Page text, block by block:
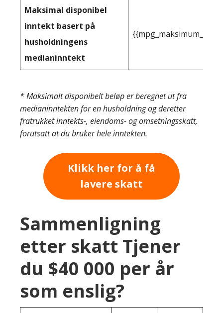
Maksimal disponibel
inntekt basert på
husholdningens
medianinntekt
* Maksimalt disponibelt beløp er beregnet ut fra
medianinntekten for en husholdning og deretter
fratrukket inntekts-, eiendoms- og omsetningsskatt,
forutsatt at du bruker hele inntekten.
Klikk her for å få
lavere skatt
Sammenligning
etter skatt Tjener
du $40 000 per år
som enslig?